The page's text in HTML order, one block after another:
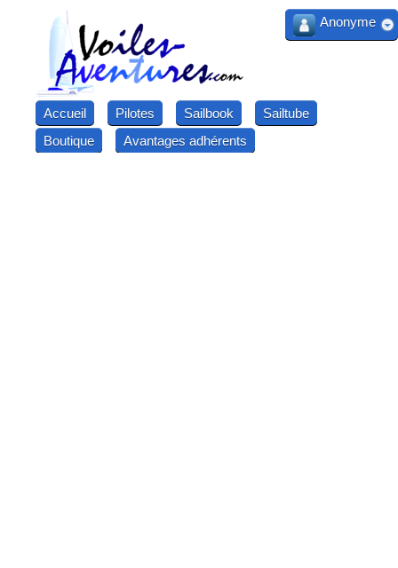
Accueil Pilotes Sailbook
Sailtube
Boutique
Avantages adhérents
Anonyme